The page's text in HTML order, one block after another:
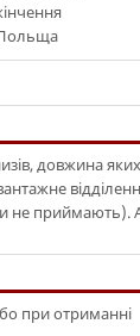
довжина
не
при отриманні